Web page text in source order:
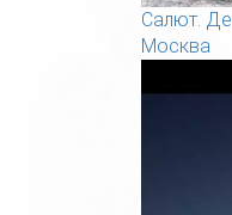
Салют.
Москва